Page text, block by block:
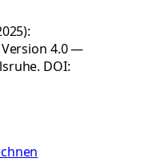
Version 4.0 —
DOI: